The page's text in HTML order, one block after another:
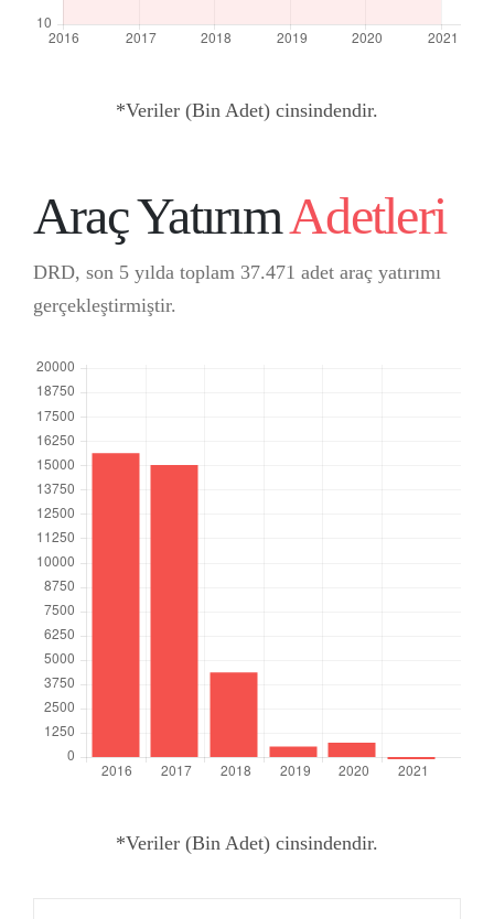
*Veriler (Bin Adet) cinsindendir.
Araç YatırımAdetleri
DRD, son 5 yılda toplam 37.471 adet araç yatırımı
gerçekleştirmiştir.
*Veriler (Bin Adet) cinsindendir.